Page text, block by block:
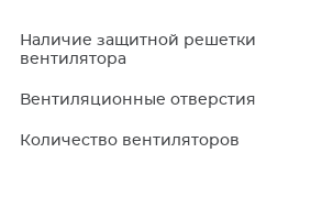
Наличие защитной решетки
вентилятора
Вентиляционные отверстия
Количество вентиляторов